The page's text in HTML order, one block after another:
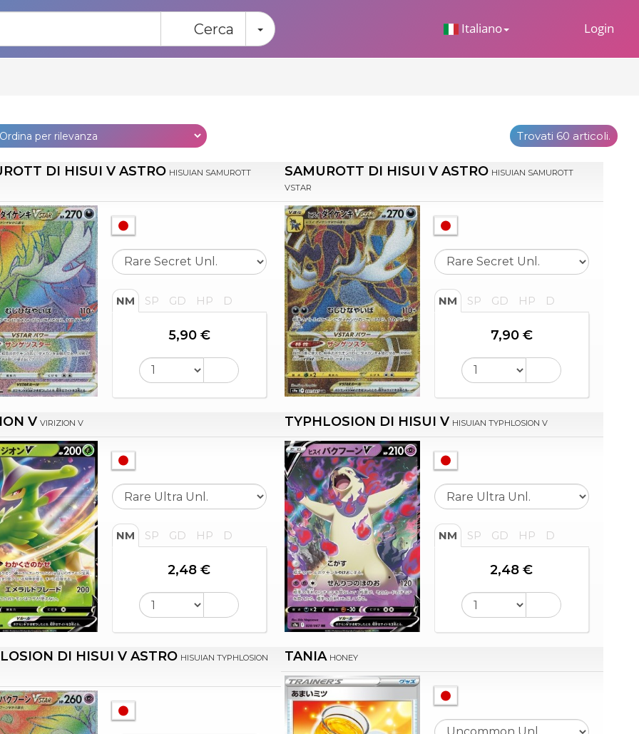
Italiano Login
Cerca Toggle Dropdown
Trovati 60 articoli.
DI HISUI V ASTRO HISUIAN SAMUROTT
NM SP GD HP D
5,90 €
SAMUROTT DI HISUI V ASTRO HISUIAN SAMUROTT
VSTAR
NM SP GD HP D
7,90 €
V VIRIZION V
NM SP GD HP D
2,48 €
TYPHLOSION DI HISUI V HISUIAN TYPHLOSION V
NM SP GD HP D
2,48 €
DI HISUI V ASTRO HISUIAN TYPHLOSION TANIA HONEY